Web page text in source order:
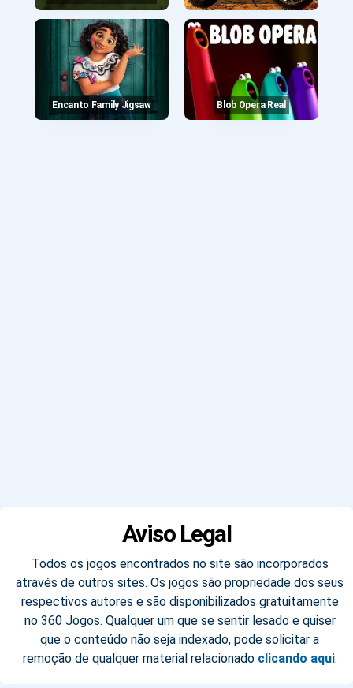
Encanto Family Jigsaw Blob Opera Real
Aviso Legal
Todos os jogos encontrados no site são incorporados
através de outros sites. Os jogos são propriedade dos seus
respectivos autores e são disponibilizados gratuitamente
no 360 Jogos. Qualquer um que se sentir lesado e quiser
que o conteúdo não seja indexado, pode solicitar a
remoção de qualquer material relacionado clicando aqui.